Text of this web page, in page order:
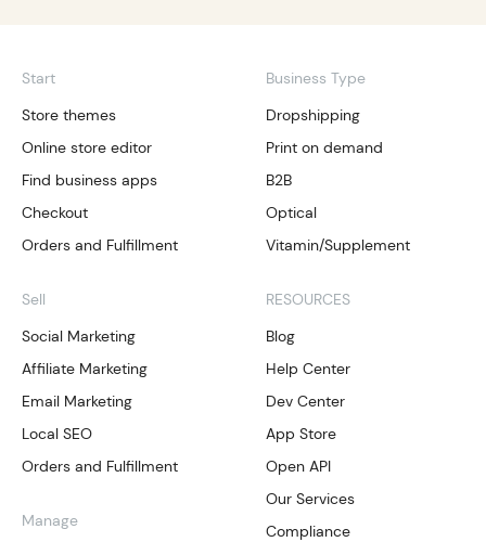
Start
Store themes
Online store editor
Find business apps
Checkout
Orders and Fulfillment
Sell
Social Marketing
Affiliate Marketing
Email Marketing
Local SEO
Orders and Fulfillment
Manage
Business Type
Dropshipping
Print on demand
B2B
Optical
Vitamin/Supplement
RESOURCES
Blog
Help Center
Dev Center
App Store
Open API
Our Services
Compliance